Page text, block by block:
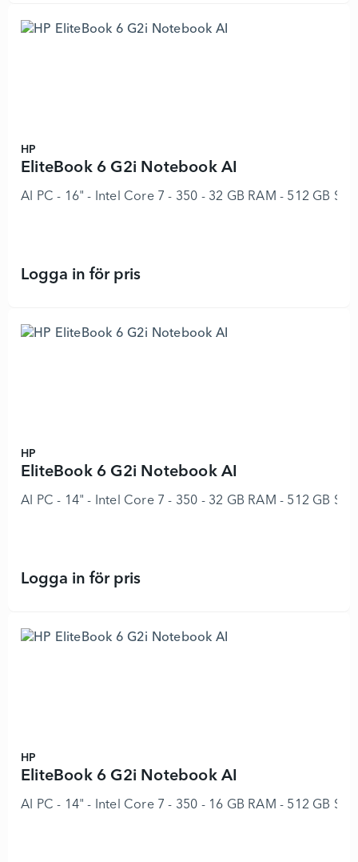
HP
EliteBook 6 G2i Notebook AI
AI PC - 16" - Intel Core 7 - 350 - 32 GB RAM - 512 GB
Logga in för prisEliteBook 6 G2i Notebook AI -
HP
EliteBook 6 G2i Notebook AI
AI PC - 14" - Intel Core 7 - 350 - 32 GB RAM - 512 GB
Logga in för prisEliteBook 6 G2i Notebook AI -
HP
EliteBook 6 G2i Notebook AI
AI PC - 14" - Intel Core 7 - 350 - 16 GB RAM - 512 GB